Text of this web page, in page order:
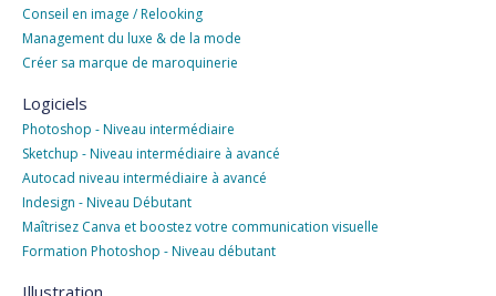
Conseil en image / Relooking
Management du luxe & de la mode
Créer sa marque de maroquinerie
Logiciels
Photoshop - Niveau intermédiaire
Sketchup - Niveau intermédiaire à avancé
Autocad niveau intermédiaire à avancé
Indesign - Niveau Débutant
Maîtrisez Canva et boostez votre communication visuelle
Formation Photoshop - Niveau débutant
Illustration